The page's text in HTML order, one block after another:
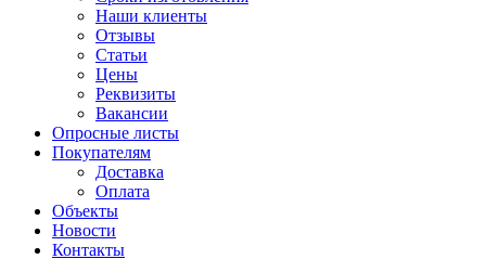
Наши клиенты
Отзывы
Статьи
Цены
Реквизиты
Вакансии
Опросные листы
Покупателям
Доставка
Оплата
Объекты
Новости
Контакты